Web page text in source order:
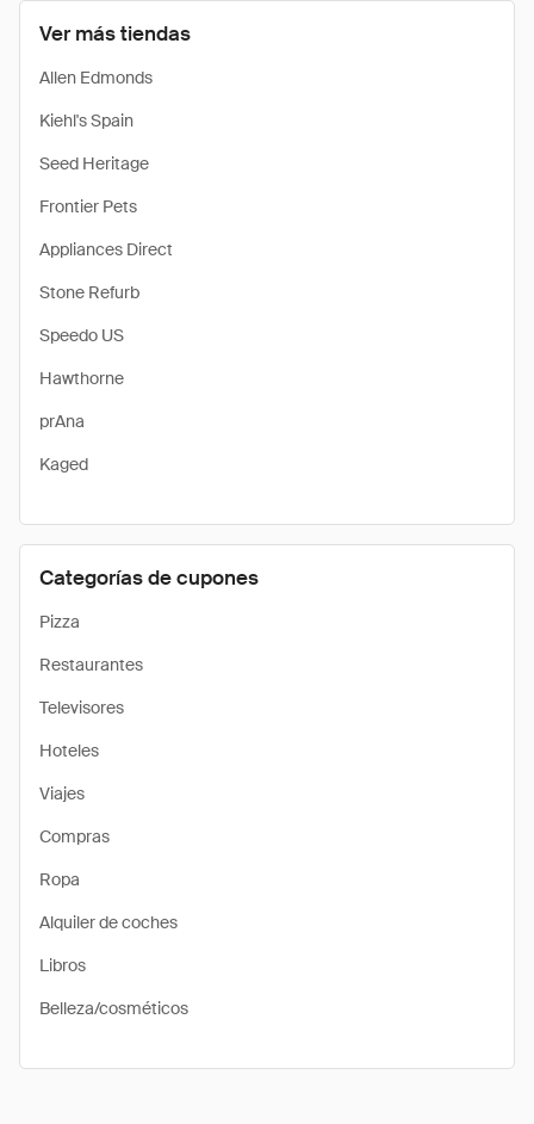
Ver más tiendas
Allen Edmonds
Kiehl's Spain
Seed Heritage
Frontier Pets
Appliances Direct
Stone Refurb
Speedo US
Hawthorne
prAna
Kaged
Categorías de cupones
Pizza
Restaurantes
Televisores
Hoteles
Viajes
Compras
Ropa
Alquiler de coches
Libros
Belleza/cosméticos